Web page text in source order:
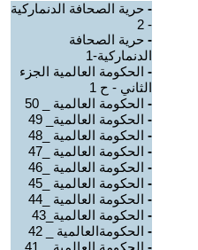
- حرية الصحافة الدنماركية
- 2
- حرية الصحافة
الدنماركية-1
- الحكومة العالمية الجزء
الثاني - ح 1
- الحكومة العالمية _ 50
- الحكومة العالمية_ 49
- الحكومة العالمية _48
- الحكومة العالمية _47
- الحكومة العالمية _46
- الحكومة العالمية _45
- الحكومة العالمية _44
- الحكومة العالمية_43
- الحكومةالعالمية _ 42
- الحكومة العالمية _ 41